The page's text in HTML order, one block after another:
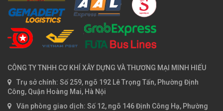
CÔNG TY TNHH CƠ KHÍ XÂY DỰNG VÀ THƯƠNG MẠI MINH HIẾU
Trụ sở chính: Số 259, ngõ 192 Lê Trọng Tấn, Phường Định
Công, Quận Hoàng Mai, Hà Nội
Văn phòng giao dịch: Số 12, ngõ 146 Định Công Hạ, Phường